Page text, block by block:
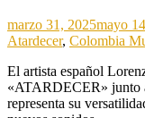
marzo 31, 2025mayo
Atardecer, Colombia
El artista español
«ATARDECER» junto
representa su